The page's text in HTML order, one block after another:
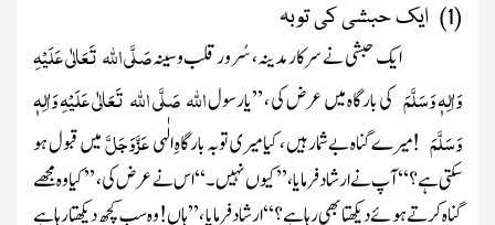
(1) ایک حبشی کی توبہ
ایک حبشی نے سرکارمدینہ ، سُرور قلب وسینہصَلَّی اللہ تَعَالٰی عَلَیْہِ
وَاٰلِہٖ وَسَلَّمَ کی بارگاہ میں عرض کی ، ’’یارسولاللہصَلَّی اللہ تَعَالٰی عَلَیْہِ وَاٰلِہٖ
وَسَلَّمَ !میرے گناہ بے شمار ہیں ، کیا میری توبہ بارگاہِ الٰہیعَزَّ وَجَلَّمیں قبول ہو
سکتی ہے ؟‘‘ آپ نے ارشاد فرمایا ، ’’کیوں نہیں ۔‘‘اس نے عرض کی ، ’’کیا وہ مجھے
گناہ کرتے ہوئے دیکھتا بھی رہا ہے ؟‘‘ ارشاد فرمایا ، ’’ہاں ! وہ سب کچھ دیکھتا رہا ہے